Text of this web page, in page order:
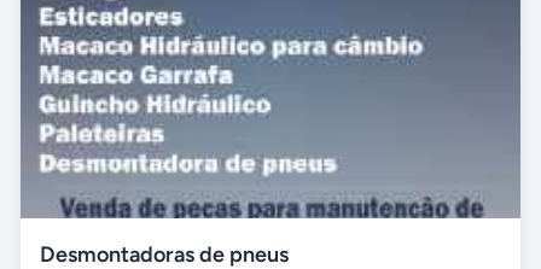
Desmontadoras de pneus